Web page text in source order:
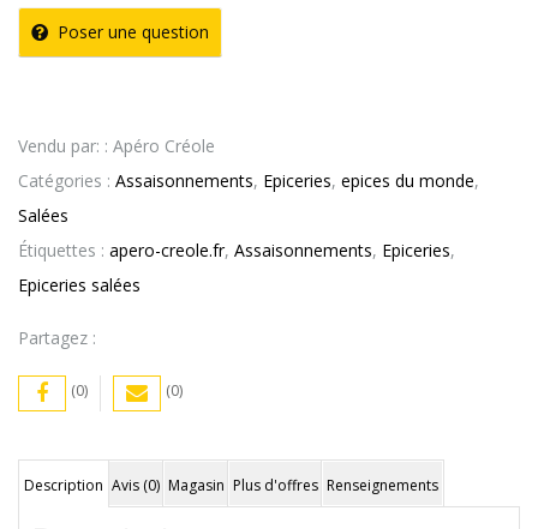
Adobo
Sans
–
GOYA
Poser une question
Vendu par: : Apéro Créole
Catégories : Assaisonnements, Epiceries, epices du monde,
Salées
Étiquettes : apero-creole.fr, Assaisonnements, Epiceries,
Epiceries salées
Partagez :
(0) (0)
Description Avis (0) Magasin Plus d'offres Renseignements